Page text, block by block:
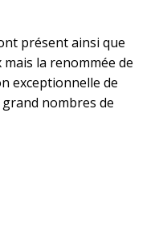
présent ainsi que
la renommée de
exceptionnelle de
nombres de